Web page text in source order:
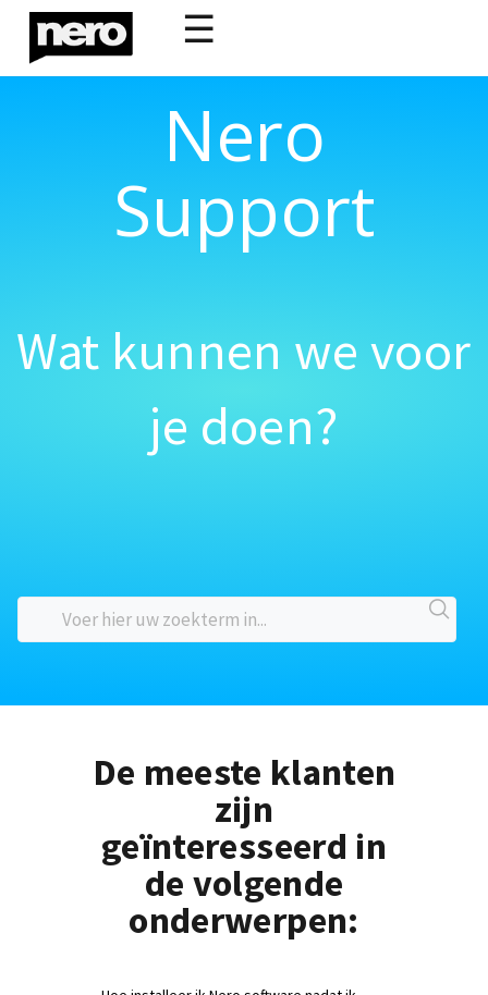
☰
Nero
Support
Wat kunnen we voor
je doen?
De meeste klanten
zijn
geïnteresseerd in
de volgende
onderwerpen: